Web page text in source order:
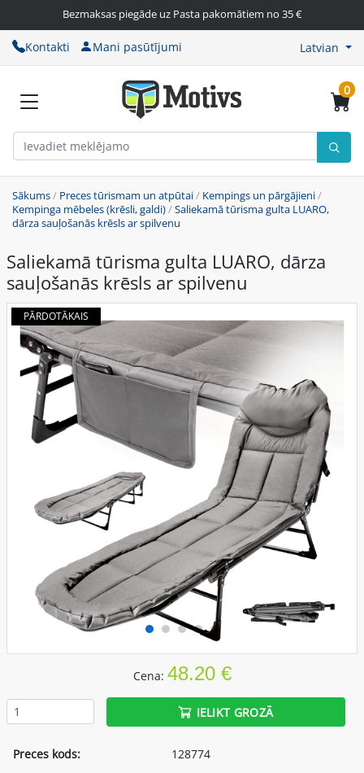
Bezmaksas piegāde uz Pasta pakomātiem no 35 €
Kontakti Mani pasūtījumi Latvian
0
Sākums/ Preces tūrismam un atpūtai/ Kempings un pārgājieni/
Kempinga mēbeles (krēsli, galdi)/Saliekamā tūrisma gulta LUARO,
dārza sauļošanās krēsls ar spilvenu
Saliekamā tūrisma gulta LUARO, dārza
sauļošanās krēsls ar spilvenu
PĀRDOTĀKAIS
Cena: 48.20 €
IELIKT GROZĀ
Preces kods:
128774